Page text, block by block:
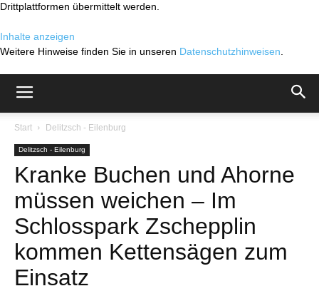
Drittplattformen übermittelt werden.
Inhalte anzeigen
Weitere Hinweise finden Sie in unseren Datenschutzhinweisen
Start Delitzsch - Eilenburg
Delitzsch - Eilenburg
Kranke Buchen und Ahorne
müssen weichen – Im
Schlosspark Zschepplin
kommen Kettensägen zum
Einsatz